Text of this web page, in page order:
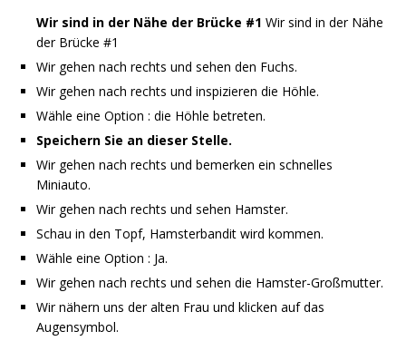
Wir sind in der Nähe der Brücke #1 Wir sind in der Nähe
der Brücke #1
Wir gehen nach rechts und sehen den Fuchs.
Wir gehen nach rechts und inspizieren die Höhle.
Wähle eine Option : die Höhle betreten.
Speichern Sie an dieser Stelle.
Wir gehen nach rechts und bemerken ein schnelles
Miniauto.
Wir gehen nach rechts und sehen Hamster.
Schau in den Topf, Hamsterbandit wird kommen.
Wähle eine Option : Ja.
Wir gehen nach rechts und sehen die Hamster-Großmutter.
Wir nähern uns der alten Frau und klicken auf das
Augensymbol.